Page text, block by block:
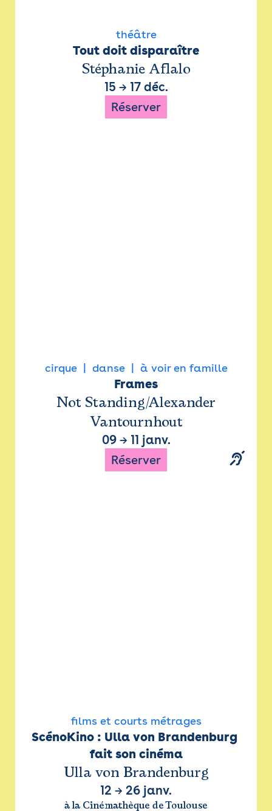
théâtre
Tout doit disparaître
Stéphanie Aflalo
15 → 17 déc.
Réserver
cirque danse à voir en famille
Frames
Not Standing/Alexander
Vantournhout
09→ 11 janv.
Réserver
films et courts métrages
ScénoKino : Ulla von Brandenburg
fait son cinéma
Ulla von Brandenburg
12 → 26 janv.
à la Cinémathèque de Toulouse